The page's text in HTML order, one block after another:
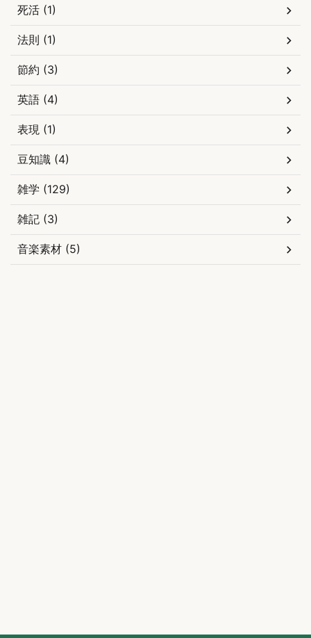
死活 (1)
法則 (1)
節約 (3)
英語 (4)
表現 (1)
豆知識 (4)
雑学 (129)
雑記 (3)
音楽素材 (5)